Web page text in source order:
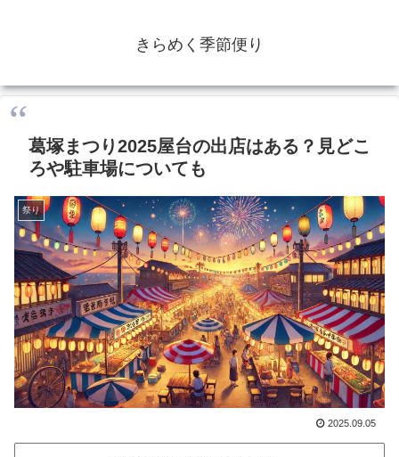
きらめく季節便り
葛塚まつり2025屋台の出店はある？見どこ
ろや駐車場についても
祭り
2025.09.05